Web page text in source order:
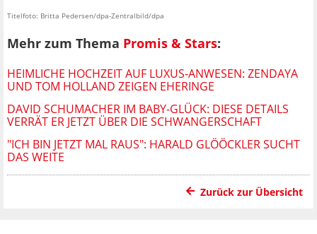
Titelfoto: Britta Pedersen/dpa-Zentralbild/dpa
Mehr zum Thema Promis & Stars:
HEIMLICHE HOCHZEIT AUF LUXUS-ANWESEN: ZENDAYA
UND TOM HOLLAND ZEIGEN EHERINGE
DAVID SCHUMACHER IM BABY-GLÜCK: DIESE DETAILS
VERRÄT ER JETZT ÜBER DIE SCHWANGERSCHAFT
"ICH BIN JETZT MAL RAUS": HARALD GLÖÖCKLER SUCHT
DAS WEITE
Zurück zur Übersicht